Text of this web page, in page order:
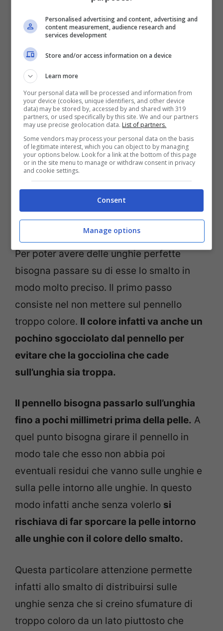
cui puoi trovarne molti qui
Le unghie
perfette possono essere fatte con
passaggi molto semplici
consiglio che segue.
Per poter avere delle unghie perfette
bisogna passare su di esse lo smalto in
modo molto preciso. Il primo passo
consiste nel non mettere sul pennello
troppo colore. Il colore infatti va anche un
pochino sgocciolato dal pennello per
evitare che la gocciolina che cade
sull’unghia sia troppa.
Il pennello bisogna passarlo sull’unghia
fino a pochi millimetri prima della pelle. A
quel punto bisogna girare il pennello in
modo tale che esso non abbia poi
eventuali residui che vanno sulle unghie e
sulla pelle intorno alle unghie. In questo
modo infatti anche senza volerlo si
rischiava di far sporcare la pelle intorno
alle unghie con il colore dello smalto.
Questa particolare attenzione permette
infatti allo smalto di distribuirsi sulle
unghie senza che si creino sfumature di
troppo coloro da un lato piuttosto che
Personalised advertising and content, advertising and
content measurement, audience research and
services development
Store and/or access information on a device
Learn more
Your personal data will be processed and information from
your device (cookies, unique identifiers, and other device
data) may be stored by, accessed by and shared with 319
partners, or used specifically by this site. We and our partners
may use precise geolocation data. List of partners.
Some vendors may process your personal data on the basis
of legitimate interest, which you can object to by managing
your options below. Look for a link at the bottom of this page
or in the site menu to manage or withdraw consent in privacy
and cookie settings.
Consent
Manage options